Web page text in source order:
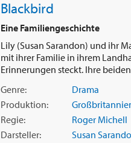
Blackbird
Eine Familiengeschichte
Lily (Susan Sarandon) und ihr
mit ihrer Familie in ihrem
Erinnerungen steckt. Ihre beiden
Genre:
Drama
Produktion:
Regie:
Roger Michell
Darsteller:
Susan